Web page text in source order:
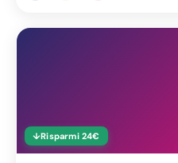
↓Risparmi 24€